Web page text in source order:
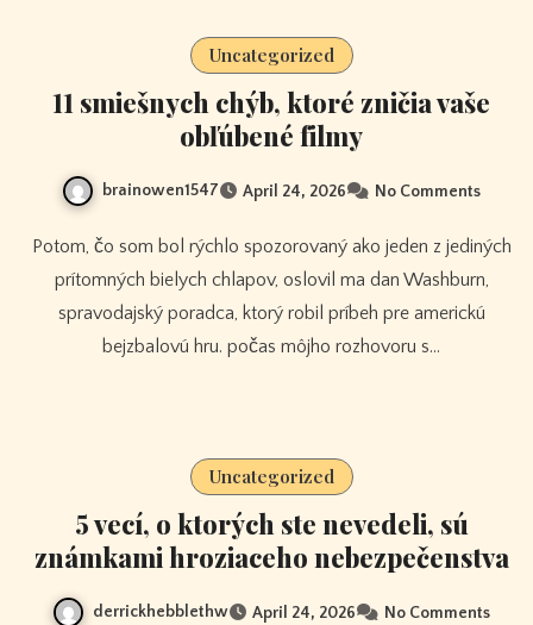
Uncategorized
11 smiešnych chýb, ktoré zničia vaše
obľúbené filmy
brainowen1547 April 24, 2026 No Comments
Potom, čo som bol rýchlo spozorovaný ako jeden z jediných
prítomných bielych chlapov, oslovil ma dan Washburn,
spravodajský poradca, ktorý robil príbeh pre americkú
bejzbalovú hru. počas môjho rozhovoru s…
Uncategorized
5 vecí, o ktorých ste nevedeli, sú
známkami hroziaceho nebezpečenstva
derrickhebblethw April 24, 2026 No Comments